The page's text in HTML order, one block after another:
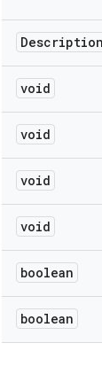
Description
void
void
void
void
boolean
boolean